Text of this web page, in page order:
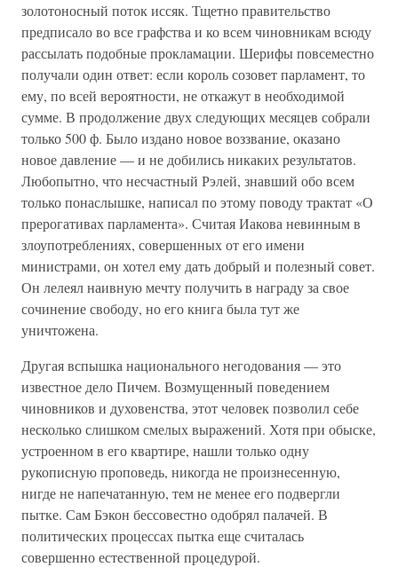
золотоносный поток иссяк. Тщетно правительство
предписало во все графства и ко всем чиновникам всюду
рассылать подобные прокламации. Шерифы повсеместно
получали один ответ: если король созовет парламент, то
ему, по всей вероятности, не откажут в необходимой
сумме. В продолжение двух следующих месяцев собрали
только 500 ф. Было издано новое воззвание, оказано
новое давление — и не добились никаких результатов.
Любопытно, что несчастный Рэлей, знавший обо всем
только понаслышке, написал по этому поводу трактат «О
прерогативах парламента». Считая Иакова невинным в
злоупотреблениях, совершенных от его имени
министрами, он хотел ему дать добрый и полезный совет.
Он лелеял наивную мечту получить в награду за свое
сочинение свободу, но его книга была тут же
уничтожена.
Другая вспышка национального негодования — это
известное дело Пичем. Возмущенный поведением
чиновников и духовенства, этот человек позволил себе
несколько слишком смелых выражений. Хотя при обыске,
устроенном в его квартире, нашли только одну
рукописную проповедь, никогда не произнесенную,
нигде не напечатанную, тем не менее его подвергли
пытке. Сам Бэкон бессовестно одобрял палачей. В
политических процессах пытка еще считалась
совершенно естественной процедурой.